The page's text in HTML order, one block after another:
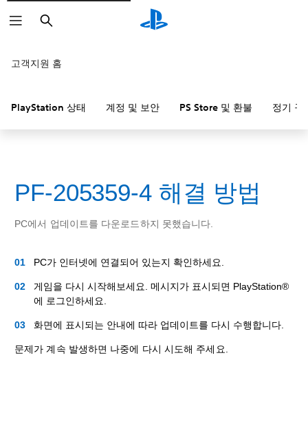
검
색
고객지원 홈
PlayStation 상태 계정 및 보안 PS Store 및 환불 정기 구
PF-205359-4 해결 방법
PC에서 업데이트를 다운로드하지 못했습니다.
PC가 인터넷에 연결되어 있는지 확인하세요.
게임을 다시 시작해보세요. 메시지가 표시되면 PlayStation®
에 로그인하세요.
화면에 표시되는 안내에 따라 업데이트를 다시 수행합니다.
문제가 계속 발생하면 나중에 다시 시도해 주세요.